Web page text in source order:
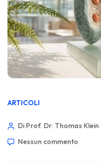
ARTICOLI
Di Prof. Dr. Thomas Klein
Nessun commento